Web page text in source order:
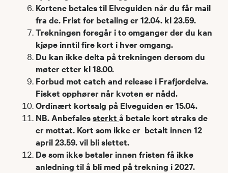
Kortene betales til Elveguiden når du får mail
fra de. Frist for betaling er 12.04. kl 23.59.
Trekningen foregår i to omganger der du kan
kjøpe inntil fire kort i hver omgang.
Du kan ikke delta på trekningen dersom du
møter etter kl 18.00.
Forbud mot catch and release i Frafjordelva.
Fisket opphører når kvoten er nådd.
Ordinært kortsalg på Elveguiden er 15.04.
NB. Anbefalessterkt å betale kort straks de
er mottat. Kort som ikke er betalt innen 12
april 23.59. vil bli slettet.
De som ikke betaler innen fristen få ikke
anledning til å bli med på trekning i 2027.